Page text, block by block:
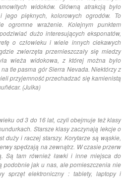
widoków. Główną atrakcją było
jego pięknych, kolorowych ogrodów. To
ogromne wrażenie. Kolejnym punktem
dużo interesujących eksponatów,
o człowieku i wiele innych ciekawych
zwierzęta przemieszczały się miedzy
wieża widokowa, z której można było
tle pasma gór Sierra Nevada. Niektórzy z
przyjemność przechadzać się kamienistą
(Julka)
od 3 do 16 lat, czyli obejmuje też klasy
Starsze klasy zaczynają lekcje o
duży i raczej starszy. Korytarze są wąskie,
spędzają na zewnątrz. W czasie przerw
Są tam również ławki i inne miejsca do
podobnie jak u nas, ale pomieszczenia nie
sprzęt elektroniczny : tablety, laptopy i